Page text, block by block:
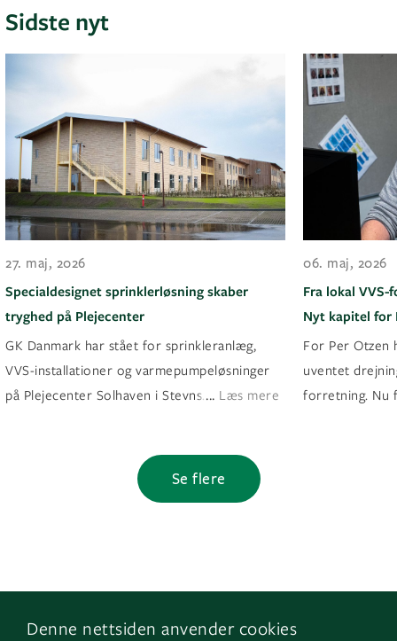
Denne nettsiden anvender cookies
Sidste nyt
27. maj, 2026
Specialdesignet sprinklerløsning skaber
tryghed på Plejecenter
GK Danmark har stået for sprinkleranlæg,
VVS-installationer og varmepumpeløsninger
på Plejecenter Solhaven i Stevns. Tidli
... Læs mere
06. maj, 2026
Fra lokal
Nyt kapitel for
For Per Otzen
uventet
forretning. Nu
Se flere
Følg os Naviger